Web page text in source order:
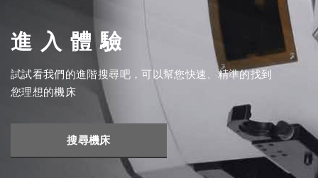
進入體驗
試試看我們的進階搜尋吧，可以幫您快速、精準的找到
您理想的機床
搜尋機床